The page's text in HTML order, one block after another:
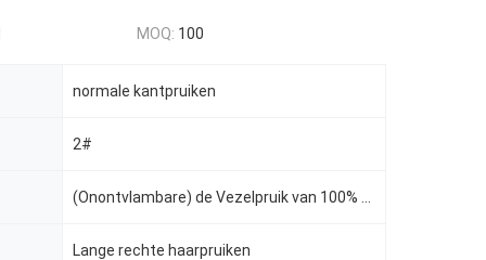
MOQ: 100
normale kantpruiken
2#
Lange rechte haarpruiken